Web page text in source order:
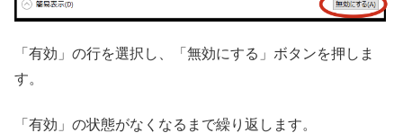
「有効」の行を選択し、「無効にする」ボタンを押しま
す。
「有効」の状態がなくなるまで繰り返します。